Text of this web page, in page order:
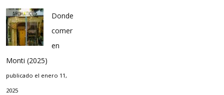
Donde
comer
en
Monti (2025)
publicado el enero 11,
2025